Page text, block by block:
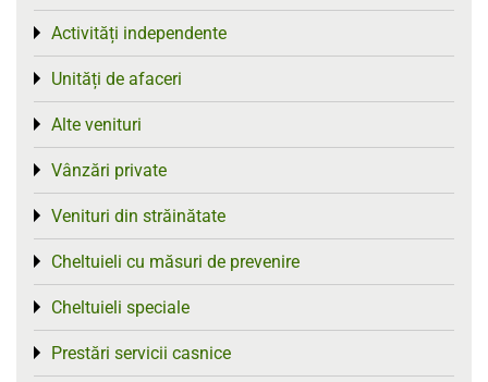
Activități independente
Toggle menu
Unități de afaceri
Toggle menu
Alte venituri
Toggle menu
Vânzări private
Toggle menu
Venituri din străinătate
Toggle menu
Cheltuieli cu măsuri de prevenire
Toggle menu
Cheltuieli speciale
Toggle menu
Prestări servicii casnice
Toggle menu